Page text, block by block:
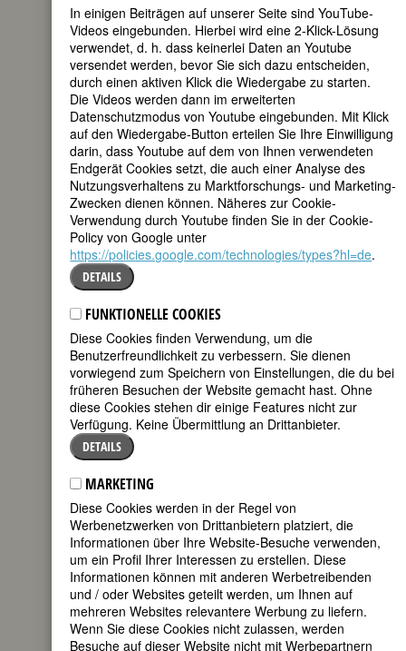
[Geburtsname])
geboren am 25. April 1875 in Innsbruck
gestorben am 15. Mai 1959 in Innsbruck
Mitbegründerin der
sozialdemokratischen
Frauenbewegung Tirols und erste
Sozialdemokratin im Tiroler Landtag
150. Geburtstag am 25. April 2025
Biografie
Quellen
BIOGRAFIE
teilen
tweet
Maria Ducia ist
eine der
wichtigsten
Frauen für die
sozialdemokratische Frauenbewegung
in Tirol. Ihre Forderung nach politischer
Partizipation von Frauen stellte sie in
einer Zeit, als den Frauen politische
Vereinstätigkeit gesetzlich verboten war,
vom Stimmrecht ganz zu schweigen. Bei
den Reichsratswahlen von 1907
erhielten alle Männer über 24 das
allgemeine, gleiche und direkte
Wahlrecht. Frauen mussten noch elf
Jahre dafür kämpfen; erst 1918 wurde
In einigen Beiträgen auf unserer Seite sind YouTube-
Videos eingebunden. Hierbei wird eine 2-Klick-Lösung
verwendet, d. h. dass keinerlei Daten an Youtube
versendet werden, bevor Sie sich dazu entscheiden,
durch einen aktiven Klick die Wiedergabe zu starten.
Die Videos werden dann im erweiterten
Datenschutzmodus von Youtube eingebunden. Mit Klick
auf den Wiedergabe-Button erteilen Sie Ihre Einwilligung
darin, dass Youtube auf dem von Ihnen verwendeten
Endgerät Cookies setzt, die auch einer Analyse des
Nutzungsverhaltens zu Marktforschungs- und Marketing-
Zwecken dienen können. Näheres zur Cookie-
Verwendung durch Youtube finden Sie in der Cookie-
Policy von Google unter
https://policies.google.com/technologies/types?hl=de.
DETAILS
FUNKTIONELLE COOKIES
Diese Cookies finden Verwendung, um die
Benutzerfreundlichkeit zu verbessern. Sie dienen
vorwiegend zum Speichern von Einstellungen, die du bei
früheren Besuchen der Website gemacht hast. Ohne
diese Cookies stehen dir einige Features nicht zur
Verfügung. Keine Übermittlung an Drittanbieter.
DETAILS
MARKETING
Diese Cookies werden in der Regel von
Werbenetzwerken von Drittanbietern platziert, die
Informationen über Ihre Website-Besuche verwenden,
um ein Profil Ihrer Interessen zu erstellen. Diese
Informationen können mit anderen Werbetreibenden
und / oder Websites geteilt werden, um Ihnen auf
mehreren Websites relevantere Werbung zu liefern.
Wenn Sie diese Cookies nicht zulassen, werden
Besuche auf dieser Website nicht mit Werbepartnern